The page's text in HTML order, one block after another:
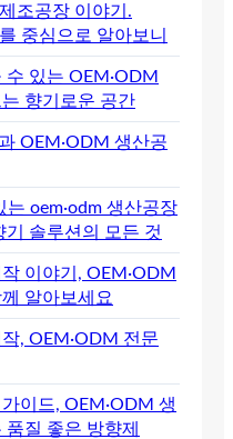
조공장 이야기.
중심으로 알아보니
있는 OEM·ODM
향기로운 공간
OEM·ODM 생산공
oem·odm 생산공장
솔루션의 모든 것
이야기, OEM·ODM
알아보세요
, OEM·ODM 전문
이드, OEM·ODM 생
질 좋은 방향제